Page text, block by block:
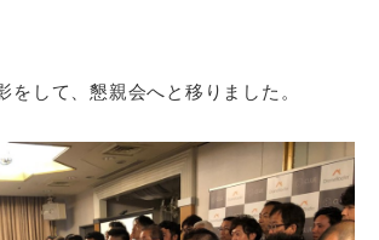
をして、懇親会へと移りました。